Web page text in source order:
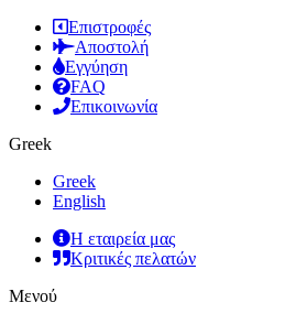
Επιστροφές
Αποστολή
Εγγύηση
FAQ
Επικοινωνία
Greek
Greek
English
Η εταιρεία μας
Κριτικές πελατών
Μενού